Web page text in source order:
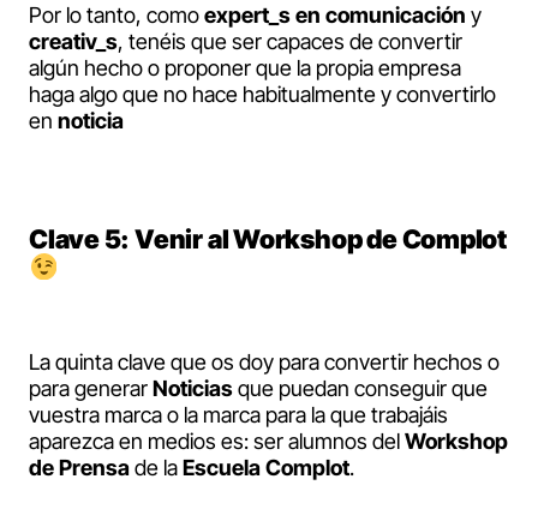
Por lo tanto, comoexpert_s en comunicación y
creativ_s, tenéis que ser capaces de convertir
algún hecho o proponer que la propia empresa
haga algo que no hace habitualmente y convertirlo
en noticia
Clave 5: Venir al Workshop de Complot
La quinta clave que os doy para convertir hechos o
para generarNoticiasque puedan conseguir que
vuestra marca o la marca para la que trabajáis
aparezca en medios es: ser alumnos delWorkshop
de Prensade laEscuela Complot.